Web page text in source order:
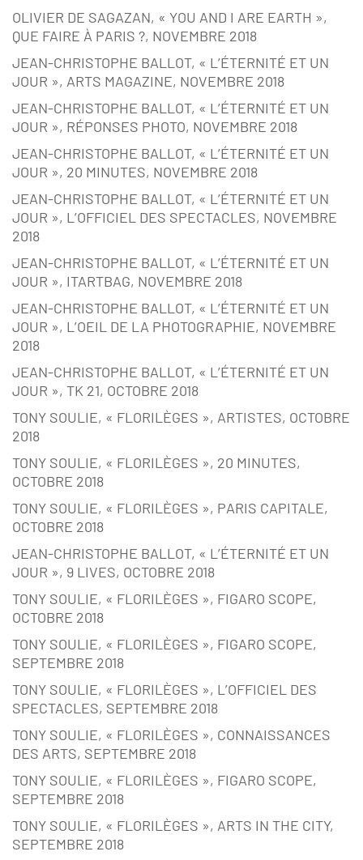
OLIVIER DE SAGAZAN, « YOU AND I ARE EARTH »,
QUE FAIRE À PARIS ?, NOVEMBRE 2018
JEAN-CHRISTOPHE BALLOT, « L’ÉTERNITÉ ET UN
JOUR », ARTS MAGAZINE, NOVEMBRE 2018
JEAN-CHRISTOPHE BALLOT, « L’ÉTERNITÉ ET UN
JOUR », RÉPONSES PHOTO, NOVEMBRE 2018
JEAN-CHRISTOPHE BALLOT, « L’ÉTERNITÉ ET UN
JOUR », 20 MINUTES, NOVEMBRE 2018
JEAN-CHRISTOPHE BALLOT, « L’ÉTERNITÉ ET UN
JOUR », L’OFFICIEL DES SPECTACLES, NOVEMBRE
2018
JEAN-CHRISTOPHE BALLOT, « L’ÉTERNITÉ ET UN
JOUR », ITARTBAG, NOVEMBRE 2018
JEAN-CHRISTOPHE BALLOT, « L’ÉTERNITÉ ET UN
JOUR », L’OEIL DE LA PHOTOGRAPHIE, NOVEMBRE
2018
JEAN-CHRISTOPHE BALLOT, « L’ÉTERNITÉ ET UN
JOUR », TK 21, OCTOBRE 2018
TONY SOULIE, « FLORILÈGES », ARTISTES, OCTOBRE
2018
TONY SOULIE, « FLORILÈGES », 20 MINUTES,
OCTOBRE 2018
TONY SOULIE, « FLORILÈGES », PARIS CAPITALE,
OCTOBRE 2018
JEAN-CHRISTOPHE BALLOT, « L’ÉTERNITÉ ET UN
JOUR », 9 LIVES, OCTOBRE 2018
TONY SOULIE, « FLORILÈGES », FIGARO SCOPE,
OCTOBRE 2018
TONY SOULIE, « FLORILÈGES », FIGARO SCOPE,
SEPTEMBRE 2018
TONY SOULIE, « FLORILÈGES », L’OFFICIEL DES
SPECTACLES, SEPTEMBRE 2018
TONY SOULIE, « FLORILÈGES », CONNAISSANCES
DES ARTS, SEPTEMBRE 2018
TONY SOULIE, « FLORILÈGES », FIGARO SCOPE,
SEPTEMBRE 2018
TONY SOULIE, « FLORILÈGES », ARTS IN THE CITY,
SEPTEMBRE 2018